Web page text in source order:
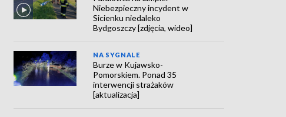
Niebezpieczny incydent w
Sicienku niedaleko
Bydgoszczy [zdjęcia, wideo]
NA SYGNALE
Burze w Kujawsko-
Pomorskiem. Ponad 35
interwencji strażaków
[aktualizacja]